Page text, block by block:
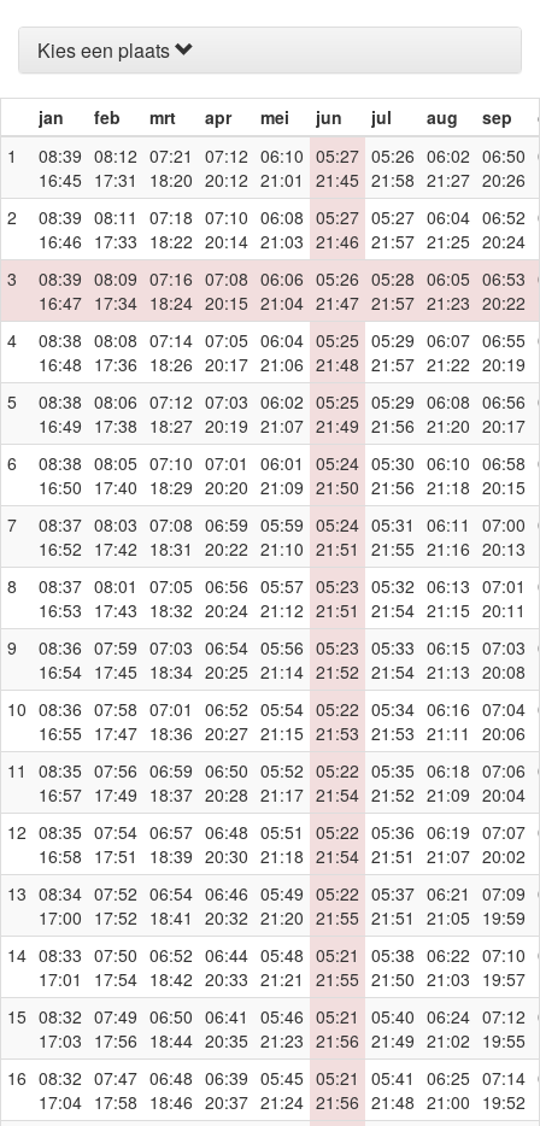
Kies een plaats
jan feb mrt apr mei jun jul aug sep
1
08:39
16:45
08:12
17:31
07:21
18:20
07:12
20:12
06:10
21:01
05:27
21:45
05:26
21:58
06:02
21:27
06:50
20:26
2
08:39
16:46
08:11
17:33
07:18
18:22
07:10
20:14
06:08
21:03
05:27
21:46
05:27
21:57
06:04
21:25
06:52
20:24
3
08:39
16:47
08:09
17:34
07:16
18:24
07:08
20:15
06:06
21:04
05:26
21:47
05:28
21:57
06:05
21:23
06:53
20:22
4
08:38
16:48
08:08
17:36
07:14
18:26
07:05
20:17
06:04
21:06
05:25
21:48
05:29
21:57
06:07
21:22
06:55
20:19
5
08:38
16:49
08:06
17:38
07:12
18:27
07:03
20:19
06:02
21:07
05:25
21:49
05:29
21:56
06:08
21:20
06:56
20:17
6
08:38
16:50
08:05
17:40
07:10
18:29
07:01
20:20
06:01
21:09
05:24
21:50
05:30
21:56
06:10
21:18
06:58
20:15
7
08:37
16:52
08:03
17:42
07:08
18:31
06:59
20:22
05:59
21:10
05:24
21:51
05:31
21:55
06:11
21:16
07:00
20:13
8
08:37
16:53
08:01
17:43
07:05
18:32
06:56
20:24
05:57
21:12
05:23
21:51
05:32
21:54
06:13
21:15
07:01
20:11
9
08:36
16:54
07:59
17:45
07:03
18:34
06:54
20:25
05:56
21:14
05:23
21:52
05:33
21:54
06:15
21:13
07:03
20:08
10 08:36
16:55
07:58
17:47
07:01
18:36
06:52
20:27
05:54
21:15
05:22
21:53
05:34
21:53
06:16
21:11
07:04
20:06
11
08:35
16:57
07:56
17:49
06:59
18:37
06:50
20:28
05:52
21:17
05:22
21:54
05:35
21:52
06:18
21:09
07:06
20:04
12 08:35
16:58
07:54
17:51
06:57
18:39
06:48
20:30
05:51
21:18
05:22
21:54
05:36
21:51
06:19
21:07
07:07
20:02
13 08:34
17:00
07:52
17:52
06:54
18:41
06:46
20:32
05:49
21:20
05:22
21:55
05:37
21:51
06:21
21:05
07:09
19:59
14 08:33
17:01
07:50
17:54
06:52
18:42
06:44
20:33
05:48
21:21
05:21
21:55
05:38
21:50
06:22
21:03
07:10
19:57
15 08:32
17:03
07:49
17:56
06:50
18:44
06:41
20:35
05:46
21:23
05:21
21:56
05:40
21:49
06:24
21:02
07:12
19:55
16 08:32
17:04
07:47
17:58
06:48
18:46
06:39
20:37
05:45
21:24
05:21
21:56
05:41
21:48
06:25
21:00
07:14
19:52